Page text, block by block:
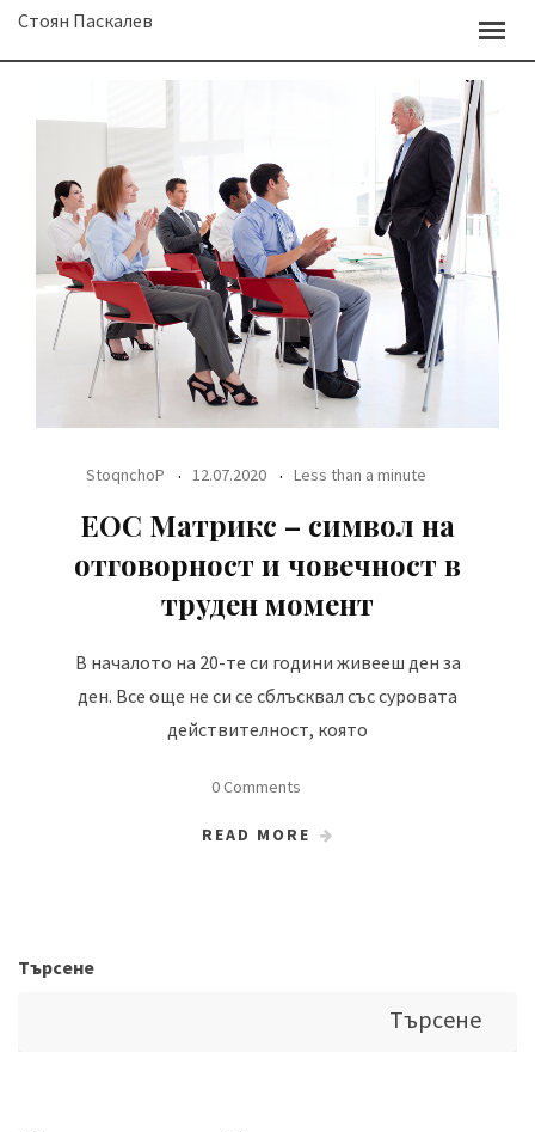
SkipСтоян Паскалев
StoqnchoP 12.07.2020 Less than a minute
ЕОС Матрикс – символ на
отговорност и човечност в
труден момент
В началото на 20-те си години живееш ден за
ден. Все още не си се сблъсквал със суровата
действителност, която
0 Comments
READ MORE
Търсене
Търсене